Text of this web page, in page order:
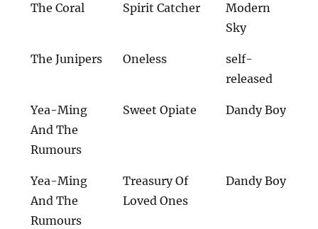
The Coral Spirit Catcher
Modern
Sky
The Junipers Oneless
self-
released
Yea-Ming
And The
Rumours
Sweet Opiate Dandy Boy
Yea-Ming
And The
Rumours
Treasury Of
Loved Ones
Dandy Boy